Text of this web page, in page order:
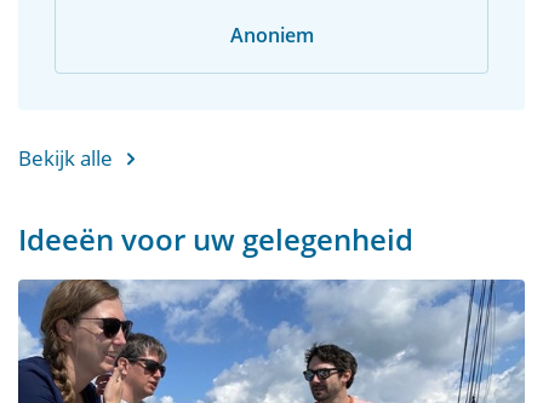
Anoniem
Bekijk alle
Ideeën voor uw gelegenheid